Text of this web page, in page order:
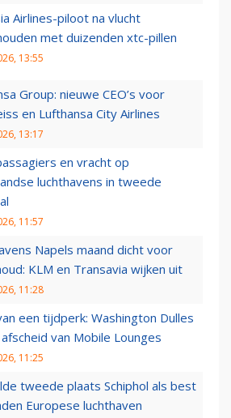
Airlines-piloot na vlucht
met duizenden xtc-pillen
13:55
Group: nieuwe CEO’s voor
en Lufthansa City Airlines
13:17
en vracht op
luchthavens in tweede
11:57
Napels maand dicht voor
KLM en Transavia wijken uit
11:28
een tijdperk: Washington Dulles
van Mobile Lounges
11:25
tweede plaats Schiphol als best
Europese luchthaven